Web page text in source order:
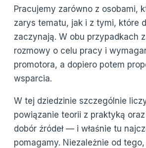
Pracujemy zarówno z osobami,
zarys tematu, jak i z tymi, które
zaczynają. W obu przypadkach
rozmowy o celu pracy i
promotora, a dopiero potem
wsparcia.
W tej dziedzinie szczególnie
powiązanie teorii z praktyką
dobór źródeł — i właśnie tu
pomagamy. Niezależnie od